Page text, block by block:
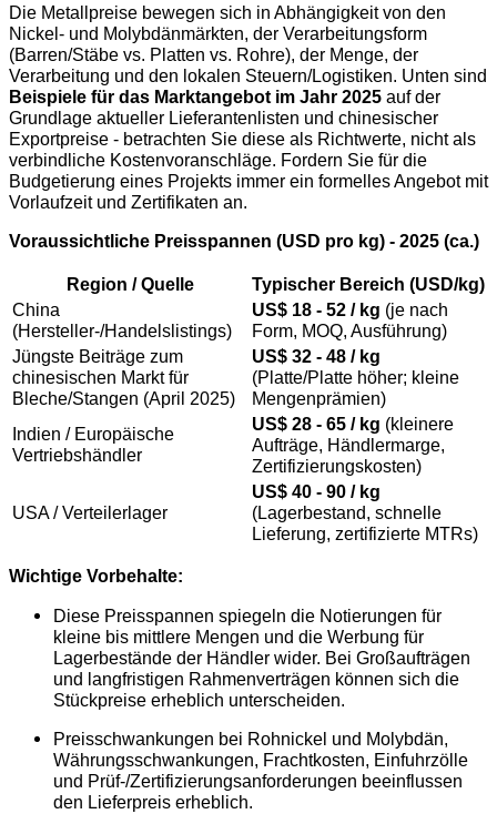
Die Metallpreise bewegen sich in Abhängigkeit von den
Nickel- und Molybdänmärkten, der Verarbeitungsform
(Barren/Stäbe vs. Platten vs. Rohre), der Menge, der
Verarbeitung und den lokalen Steuern/Logistiken. Unten sind
Beispiele für das Marktangebot im Jahr 2025 auf der
Grundlage aktueller Lieferantenlisten und chinesischer
Exportpreise - betrachten Sie diese als Richtwerte, nicht als
verbindliche Kostenvoranschläge. Fordern Sie für die
Budgetierung eines Projekts immer ein formelles Angebot mit
Vorlaufzeit und Zertifikaten an.
Voraussichtliche Preisspannen (USD pro kg) - 2025 (ca.)
Region / Quelle
Typischer Bereich (USD/kg)
China
(Hersteller-/Handelslistings)
US$ 18 - 52 / kg (je nach
Form, MOQ, Ausführung)
Jüngste Beiträge zum
chinesischen Markt für
Bleche/Stangen (April 2025)
US$ 32 - 48 / kg
(Platte/Platte höher; kleine
Mengenprämien)
Indien / Europäische
Vertriebshändler
US$ 28 - 65 / kg (kleinere
Aufträge, Händlermarge,
Zertifizierungskosten)
USA / Verteilerlager
US$ 40 - 90 / kg
(Lagerbestand, schnelle
Lieferung, zertifizierte MTRs)
Wichtige Vorbehalte:
Diese Preisspannen spiegeln die Notierungen für
kleine bis mittlere Mengen und die Werbung für
Lagerbestände der Händler wider. Bei Großaufträgen
und langfristigen Rahmenverträgen können sich die
Stückpreise erheblich unterscheiden.
Preisschwankungen bei Rohnickel und Molybdän,
Währungsschwankungen, Frachtkosten, Einfuhrzölle
und Prüf-/Zertifizierungsanforderungen beeinflussen
den Lieferpreis erheblich.